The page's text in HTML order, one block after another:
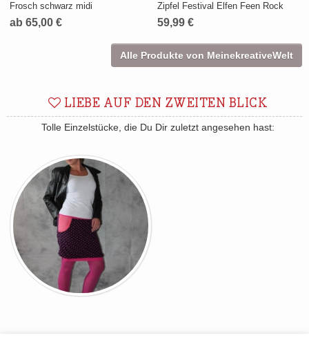
Frosch schwarz midi
ab 65,00 €
Zipfel Festival Elfen Feen Rock
59,99 €
Alle Produkte von MeinekreativeWelt
LIEBE AUF DEN ZWEITEN BLICK
Tolle Einzelstücke, die Du Dir zuletzt angesehen hast: